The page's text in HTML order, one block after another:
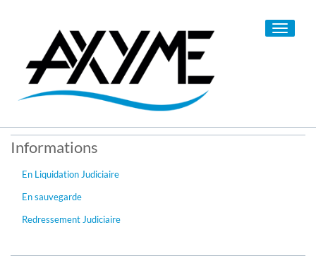
Toggle
Informations
En Liquidation Judiciaire
En sauvegarde
Redressement Judiciaire